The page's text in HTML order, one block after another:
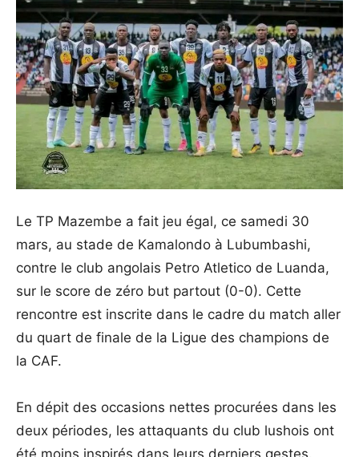
Le TP Mazembe a fait jeu égal, ce samedi 30
mars, au stade de Kamalondo à Lubumbashi,
contre le club angolais Petro Atletico de Luanda,
sur le score de zéro but partout (0-0). Cette
rencontre est inscrite dans le cadre du match aller
du quart de finale de la Ligue des champions de
la CAF.
En dépit des occasions nettes procurées dans les
deux périodes, les attaquants du club lushois ont
été moins inspirés dans leurs derniers gestes.